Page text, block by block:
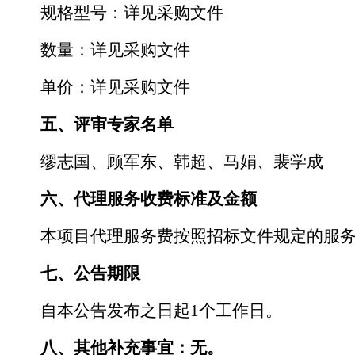
规格型号： 详见采购文件
数量： 详见采购文件
单价 ：详见采购文件
五、评审专家名单
缪志国、顾军东、韩超、马娟、裴学成
六、代理服务收费标准及金额
本项目代理服务费按照招标文件规定的服
七、公告期限
自本公告发布之日起1个工作日。
八、其他补充事宜：无。